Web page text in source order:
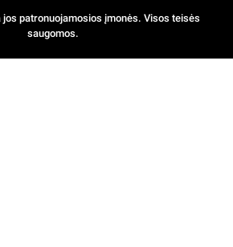
jos patronuojamosios įmonės. Visos teisės
saugomos.